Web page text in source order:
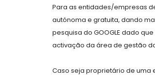
Para as entidades/empresas
autónoma e gratuita, dando
pesquisa do GOOGLE dado
activação da área de gestão
Caso seja proprietário de uma